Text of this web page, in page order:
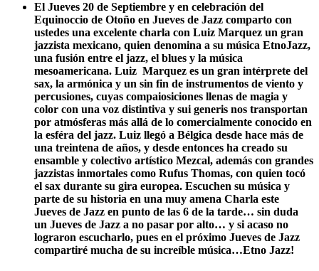
El Jueves 20 de Septiembre y en celebración del
Equinoccio de Otoño en Jueves de Jazz comparto con
ustedes una excelente charla con Luiz Marquez un gran
jazzista mexicano, quien denomina a su música EtnoJazz,
una fusión entre el jazz, el blues y la música
mesoamericana. Luiz Marquez es un gran intérprete del
sax, la armónica y un sin fin de instrumentos de viento y
percusiones, cuyas compaiosiciones llenas de magia y
color con una voz distintiva y sui generis nos transportan
por atmósferas más allá de lo comercialmente conocido en
la esféra del jazz. Luiz llegó a Bélgica desde hace más de
una treintena de años, y desde entonces ha creado su
ensamble y colectivo artístico Mezcal, además con grandes
jazzistas inmortales como Rufus Thomas, con quien tocó
el sax durante su gira europea. Escuchen su música y
parte de su historia en una muy amena Charla este
Jueves de Jazz en punto de las 6 de la tarde… sin duda
un Jueves de Jazz a no pasar por alto… y si acaso no
lograron escucharlo, pues en el próximo Jueves de Jazz
compartiré mucha de su increíble música…Etno Jazz!